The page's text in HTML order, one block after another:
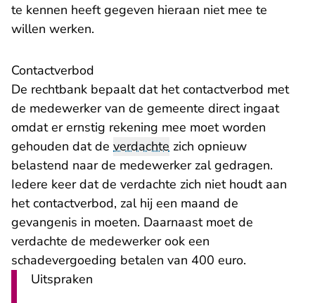
te kennen heeft gegeven hieraan niet mee te
willen werken.
Contactverbod
De rechtbank bepaalt dat het contactverbod met
de medewerker van de gemeente direct ingaat
omdat er ernstig rekening mee moet worden
gehouden dat de verdachte zich opnieuw
belastend naar de medewerker zal gedragen.
Iedere keer dat de verdachte zich niet houdt aan
het contactverbod, zal hij een maand de
gevangenis in moeten. Daarnaast moet de
verdachte de medewerker ook een
schadevergoeding betalen van 400 euro.
Uitspraken